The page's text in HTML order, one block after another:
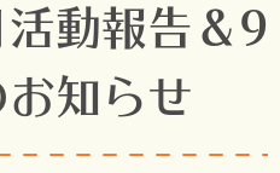
動報告＆9
知らせ